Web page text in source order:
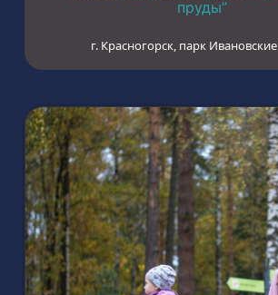
пруды”
г. Красногорск, парк